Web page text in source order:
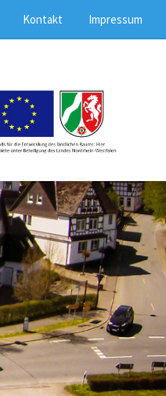
Kontakt Impressum